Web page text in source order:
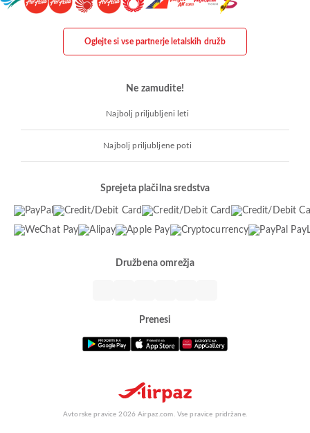
Oglejte si vse partnerje letalskih družb
Ne zamudite!
Najbolj priljubljeni leti
Najbolj priljubljene poti
Sprejeta plačilna sredstva
Družbena omrežja
Prenesi
Avtorske pravice 2026 Airpaz.com. Vse pravice pridržane.